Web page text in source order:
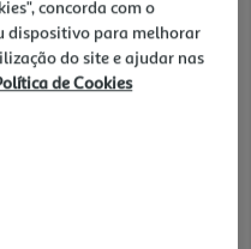
concorda com o
dispositivo para melhorar
do site e ajudar nas
de Cookies